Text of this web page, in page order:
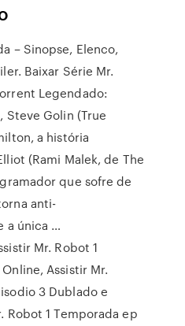
– Sinopse, Elenco,
Baixar Série Mr.
Legendado:
Steve Golin (True
a história
(Rami Malek, de The
que sofre de
anti-
a única …
Mr. Robot 1
Assistir Mr.
3 Dublado e
Robot 1 Temporada ep